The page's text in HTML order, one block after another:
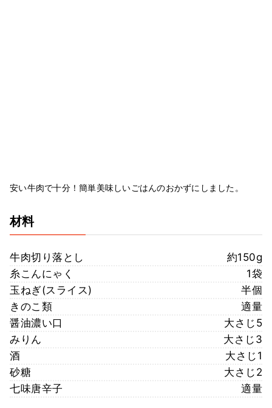
安い牛肉で十分！簡単美味しいごはんのおかずにしました。
材料
牛肉切り落とし
約150g
糸こんにゃく
1袋
玉ねぎ(スライス)
半個
きのこ類
適量
醤油濃い口
大さじ5
みりん
大さじ3
酒
大さじ1
砂糖
大さじ2
七味唐辛子
適量